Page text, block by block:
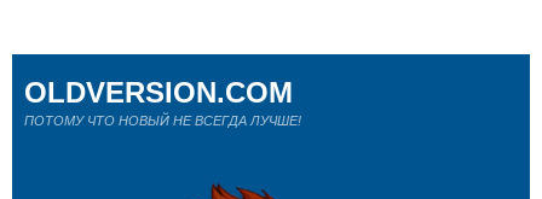
OLDVERSION.COM
ПОТОМУ ЧТО НОВЫЙ НЕ ВСЕГДА ЛУЧШЕ!